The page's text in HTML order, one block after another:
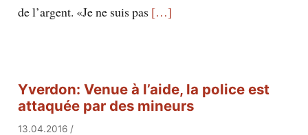
de l’argent. «Je ne suis pas […]
Yverdon: Venue à l’aide, la police est
attaquée par des mineurs
13.04.2016/